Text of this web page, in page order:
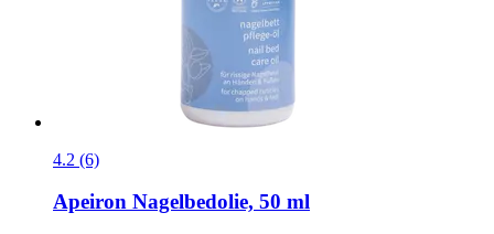
4.2 (6)
Apeiron Nagelbedolie, 50 ml